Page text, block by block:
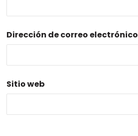
Dirección de correo electrónico
Sitio web